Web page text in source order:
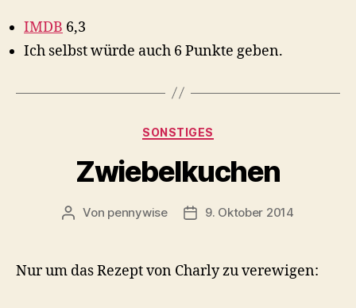
IMDB 6,3
Ich selbst würde auch 6 Punkte geben.
Kategorien
SONSTIGES
Zwiebelkuchen
Beitragsautor
Von pennywise Veröffentlichungsdatum
9. Oktober 2014
Nur um das Rezept von Charly zu verewigen: